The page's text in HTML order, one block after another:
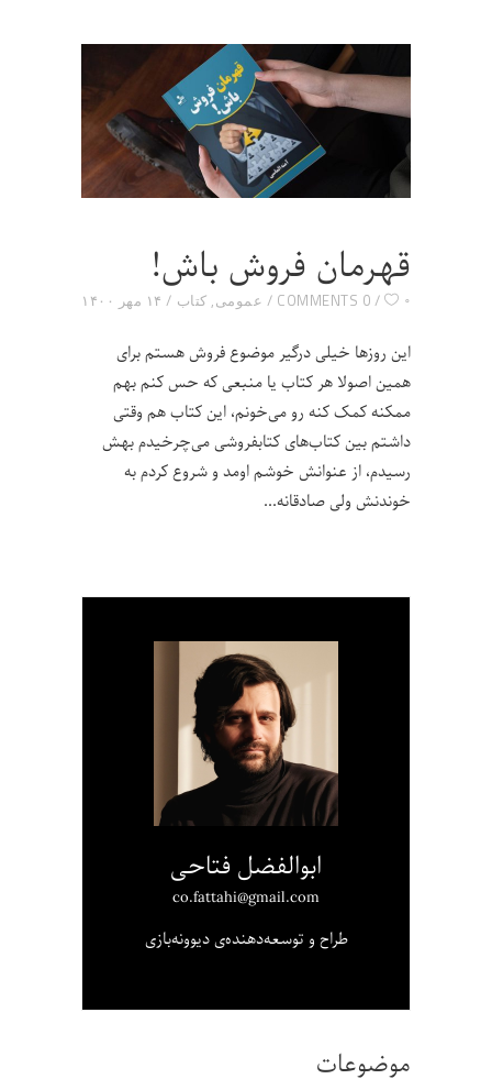
قهرمان فروش باش!
۱۴ مهر ۱۴۰۰ عمومی, کتاب 0 COMMENTS ۰
این روزها خیلی درگیر موضوع فروش هستم برای
همین اصولا هر کتاب یا منبعی که حس کنم بهم
ممکنه کمک کنه رو می‌خونم، این کتاب هم وقتی
داشتم بین کتاب‌های کتابفروشی می‌چرخیدم بهش
رسیدم، از عنوانش خوشم اومد و شروع کردم به
خوندنش ولی صادقانه
ابوالفضل فتاحی
co.fattahi@gmail.com
طراح و توسعه‌دهنده‌ی دیوونه‌بازی
موضوعات